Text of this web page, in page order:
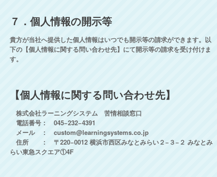
７．個人情報の開示等
貴方が当社へ提供した個人情報はいつでも開示等の請求ができます。以
下の【個人情報に関する問い合わせ先】にて開示等の請求を受け付けま
す。
【個人情報に関する問い合わせ先】
株式会社ラーニングシステム 苦情相談窓口
電話番号： 045−232−4391
メール ： custom@learningsystems.co.jp
住所 ： 〒220−0012 横浜市西区みなとみらい２−３−２ みなとみ
らい東急スクエア①4F